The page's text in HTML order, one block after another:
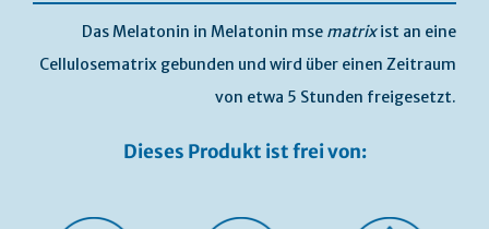
Das Melatonin in Melatonin mse matrixist an eine
Cellulosematrix gebunden und wird über einen Zeitraum
von etwa 5 Stunden freigesetzt.
Dieses Produkt ist frei von: